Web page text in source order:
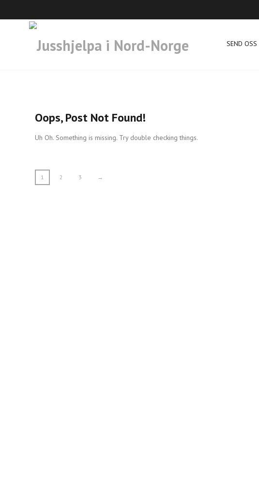
SEND
Oops, Post Not Found!
Uh Oh. Something is missing. Try double checking things.
1 2 3 →